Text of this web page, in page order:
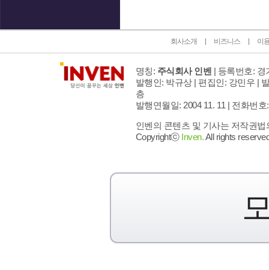
회사소개 비즈니스 이
명칭: 주식회사 인벤 | 등록번호: 경
발행인: 박규상 | 편집인: 강민우 |
층
발행연월일: 2004 11. 11 | 전화번호
인벤의 콘텐츠 및 기사는 저작권
Copyrightⓒ Inven.All rights